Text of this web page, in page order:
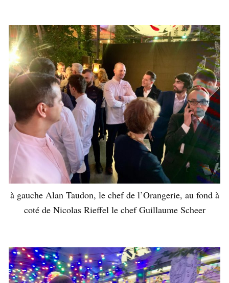
à gauche Alan Taudon, le chef de l’Orangerie, au fond à
coté de Nicolas Rieffel le chef Guillaume Scheer